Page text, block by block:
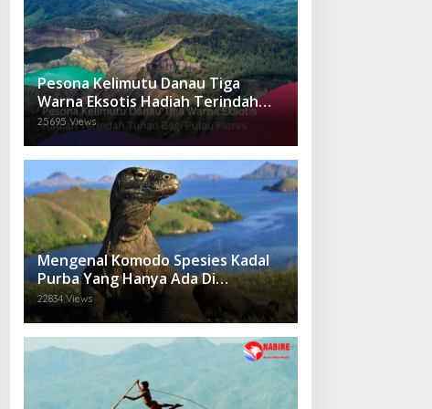
Pesona Kelimutu Danau Tiga
Warna Eksotis Hadiah Terindah
Tuhan Bagi Pulau Flores
25695 Views
Mengenal Komodo Spesies Kadal
Purba Yang Hanya Ada Di
Indonesia.
22834 Views